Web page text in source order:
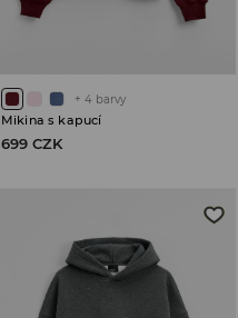
+ 4 barvy
Mikina s kapucí
699 CZK